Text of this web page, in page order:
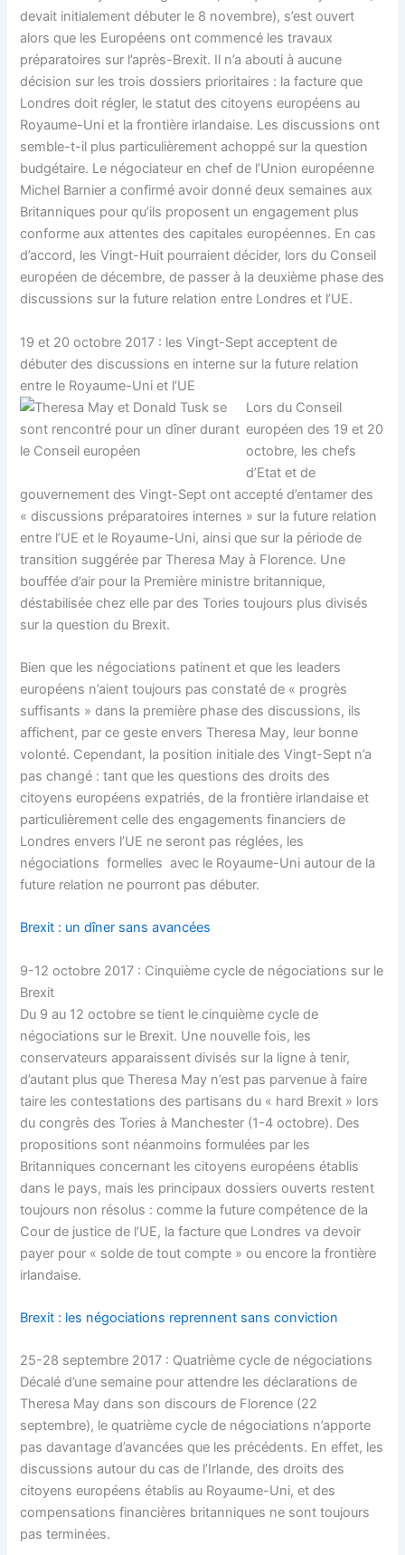
devait initialement débuter le 8 novembre), s’est ouvert
alors que les Européens ont commencé les travaux
préparatoires sur l’après-Brexit. Il n’a abouti à aucune
décision sur les trois dossiers prioritaires : la facture que
Londres doit régler, le statut des citoyens européens au
Royaume-Uni et la frontière irlandaise. Les discussions ont
semble-t-il plus particulièrement achoppé sur la question
budgétaire. Le négociateur en chef de l’Union européenne
Michel Barnier a confirmé avoir donné deux semaines aux
Britanniques pour qu’ils proposent un engagement plus
conforme aux attentes des capitales européennes. En cas
d’accord, les Vingt-Huit pourraient décider, lors du Conseil
européen de décembre, de passer à la deuxième phase des
discussions sur la future relation entre Londres et l’UE.
19 et 20 octobre 2017 : les Vingt-Sept acceptent de
débuter des discussions en interne sur la future relation
entre le Royaume-Uni et l’UE
Lors du Conseil
européen des 19 et 20
octobre, les chefs
d’Etat et de
gouvernement des Vingt-Sept ont accepté d’entamer des
« discussions préparatoires internes » sur la future relation
entre l’UE et le Royaume-Uni, ainsi que sur la période de
transition suggérée par Theresa May à Florence. Une
bouffée d’air pour la Première ministre britannique,
déstabilisée chez elle par des Tories toujours plus divisés
sur la question du Brexit.
Bien que les négociations patinent et que les leaders
européens n’aient toujours pas constaté de « progrès
suffisants » dans la première phase des discussions, ils
affichent, par ce geste envers Theresa May, leur bonne
volonté. Cependant, la position initiale des Vingt-Sept n’a
pas changé : tant que les questions des droits des
citoyens européens expatriés, de la frontière irlandaise et
particulièrement celle des engagements financiers de
Londres envers l’UE ne seront pas réglées, les
négociations formelles avec le Royaume-Uni autour de la
future relation ne pourront pas débuter.
Brexit : un dîner sans avancées
9-12 octobre 2017 : Cinquième cycle de négociations sur le
Brexit
Du 9 au 12 octobre se tient le cinquième cycle de
négociations sur le Brexit. Une nouvelle fois, les
conservateurs apparaissent divisés sur la ligne à tenir,
d’autant plus que Theresa May n’est pas parvenue à faire
taire les contestations des partisans du « hard Brexit » lors
du congrès des Tories à Manchester (1-4 octobre). Des
propositions sont néanmoins formulées par les
Britanniques concernant les citoyens européens établis
dans le pays, mais les principaux dossiers ouverts restent
toujours non résolus : comme la future compétence de la
Cour de justice de l’UE, la facture que Londres va devoir
payer pour « solde de tout compte » ou encore la frontière
irlandaise.
Brexit : les négociations reprennent sans conviction
25-28 septembre 2017 : Quatrième cycle de négociations
Décalé d’une semaine pour attendre les déclarations de
Theresa May dans son discours de Florence (22
septembre), le quatrième cycle de négociations n’apporte
pas davantage d’avancées que les précédents. En effet, les
discussions autour du cas de l’Irlande, des droits des
citoyens européens établis au Royaume-Uni, et des
compensations financières britanniques ne sont toujours
pas terminées.